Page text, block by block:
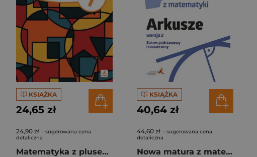
KSIĄŻKA
24,65 zł
24,90 zł - sugerowana cena
detaliczna
Matematyka z plusem ćwiczenia podstawowe dla klasy 7 szkoła podstawowa EDYCJA 2026
KSIĄŻKA
40,64 zł
44,60 zł - sugerowana cena
detaliczna
Nowa matura z matematyki. Arkusze maturalne. Zakres podstawowy i rozszerzony wersja 2